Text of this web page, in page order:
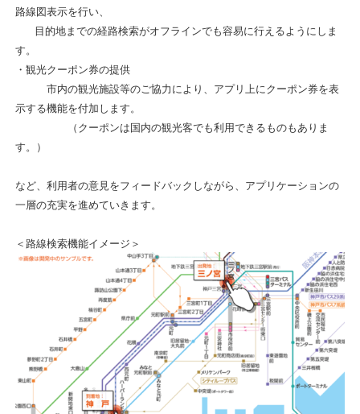
路線図表示を行い、
目的地までの経路検索がオフラインでも容易に行えるようにしま
す。
・観光クーポン券の提供
市内の観光施設等のご協力により、アプリ上にクーポン券を表
示する機能を付加します。
（クーポンは国内の観光客でも利用できるものもありま
す。）
など、利用者の意見をフィードバックしながら、アプリケーションの
一層の充実を進めていきます。
＜路線検索機能イメージ＞